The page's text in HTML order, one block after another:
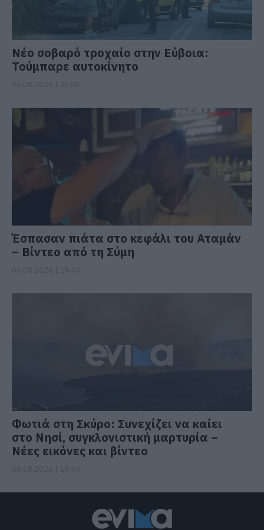
Νέο σοβαρό τροχαίο στην Εύβοια:
Τούμπαρε αυτοκίνητο
Έσπασαν πιάτα στο κεφάλι του Αταμάν
– Βίντεο από τη Σύμη
Φωτιά στη Σκύρο: Συνεχίζει να καίει
στο Νησί, συγκλονιστική μαρτυρία –
Νέες εικόνες και βίντεο